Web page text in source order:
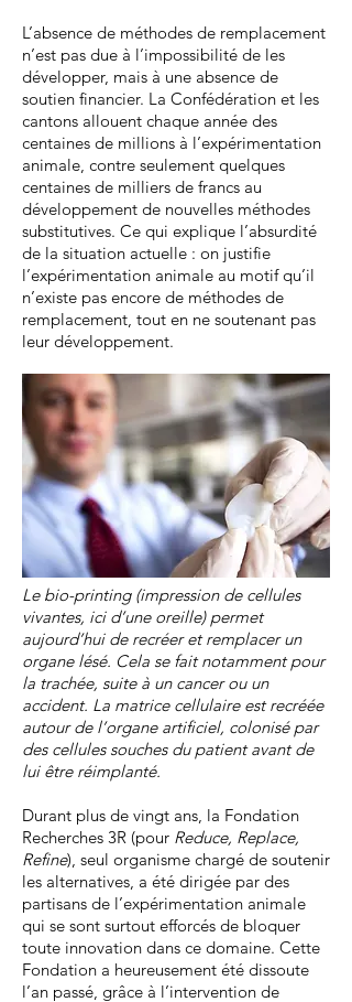
L’absence de méthodes de remplacement
n’est pas due à l’impossibilité de les
développer, mais à une absence de
soutien financier. La Confédération et les
cantons allouent chaque année des
centaines de millions à l’expérimentation
animale, contre seulement quelques
centaines de milliers de francs au
développement de nouvelles méthodes
substitutives. Ce qui explique l’absurdité
de la situation actuelle : on justifie
l’expérimentation animale au motif qu’il
n’existe pas encore de méthodes de
remplacement, tout en ne soutenant pas
leur développement.
Le bio-printing (impression de cellules
vivantes, ici d’une oreille) permet
aujourd’hui de recréer et remplacer un
organe lésé. Cela se fait notamment pour
la trachée, suite à un cancer ou un
accident. La matrice cellulaire est recréée
autour de l’organe artificiel, colonisé par
des cellules souches du patient avant de
lui être réimplanté.
Durant plus de vingt ans, la Fondation
Recherches 3R (pour Reduce, Replace,
Refine), seul organisme chargé de soutenir
les alternatives, a été dirigée par des
partisans de l’expérimentation animale
qui se sont surtout efforcés de bloquer
toute innovation dans ce domaine. Cette
Fondation a heureusement été dissoute
l’an passé, grâce à l’intervention de